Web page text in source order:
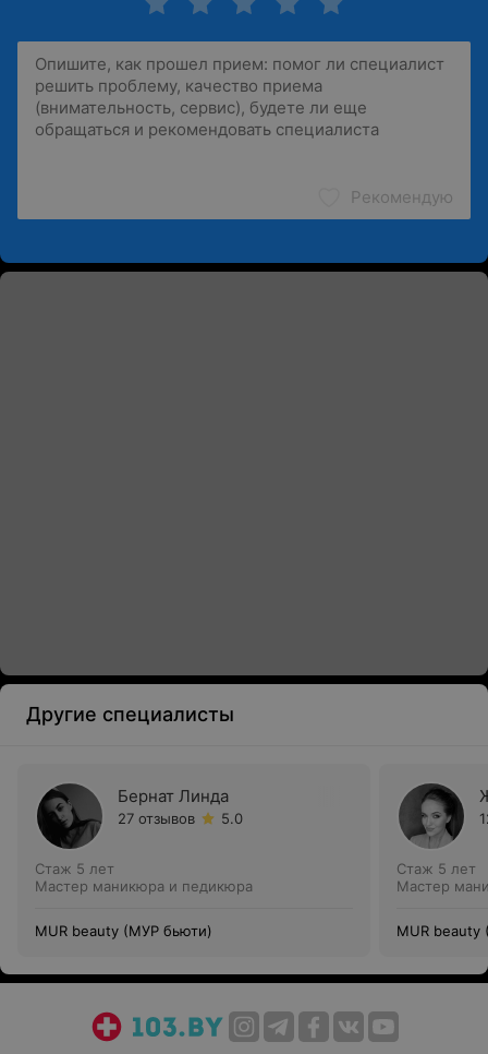
Рекомендую
Другие специалисты
Бернат Линда
27 отзывов 5.0
Стаж 5 лет
Мастер маникюра и педикюра
MUR beauty (МУР бьюти)
Стаж 5 лет
Мастер
MUR